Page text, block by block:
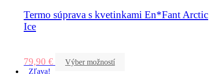
Termo súprava s kvetinkami En*Fant Arctic
Ice
79,90 €
Výber možností
Zľava!